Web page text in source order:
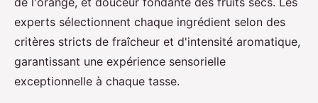
experts sélectionnent chaque ingrédient selon des
critères stricts de fraîcheur et d'intensité aromatique,
garantissant une expérience sensorielle
exceptionnelle à chaque tasse.